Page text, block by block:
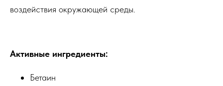
воздействия окружающей среды.
Активные ингредиенты:
Бетаин